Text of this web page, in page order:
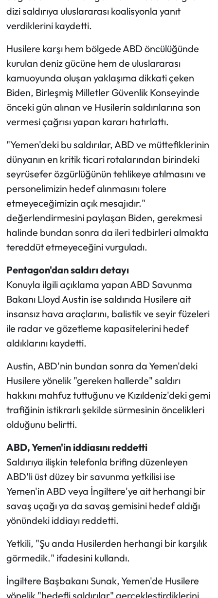
dizi saldırıya uluslararası koalisyonla yanıt
verdiklerini kaydetti.
Husilere karşı hem bölgede ABD öncülüğünde
kurulan deniz gücüne hem de uluslararası
kamuoyunda oluşan yaklaşıma dikkati çeken
Biden, Birleşmiş Milletler Güvenlik Konseyinde
önceki gün alınan ve Husilerin saldırılarına son
vermesi çağrısı yapan kararı hatırlattı.
"Yemen'deki bu saldırılar, ABD ve müttefiklerinin
dünyanın en kritik ticari rotalarından birindeki
seyrüsefer özgürlüğünün tehlikeye atılmasını ve
personelimizin hedef alınmasını tolere
etmeyeceğimizin açık mesajıdır."
değerlendirmesini paylaşan Biden, gerekmesi
halinde bundan sonra da ileri tedbirleri almakta
tereddüt etmeyeceğini vurguladı.
Pentagon'dan saldırı detayı
Konuyla ilgili açıklama yapan ABD Savunma
Bakanı Lloyd Austin ise saldırıda Husilere ait
insansız hava araçlarını, balistik ve seyir füzeleri
ile radar ve gözetleme kapasitelerini hedef
aldıklarını kaydetti.
Austin, ABD'nin bundan sonra da Yemen'deki
Husilere yönelik "gereken hallerde" saldırı
hakkını mahfuz tuttuğunu ve Kızıldeniz'deki gemi
trafiğinin istikrarlı şekilde sürmesinin öncelikleri
olduğunu belirtti.
ABD, Yemen'in iddiasını reddetti
Saldırıya ilişkin telefonla brifing düzenleyen
ABD'li üst düzey bir savunma yetkilisi ise
Yemen'in ABD veya İngiltere'ye ait herhangi bir
savaş uçağı ya da savaş gemisini hedef aldığı
yönündeki iddiayı reddetti.
Yetkili, "Şu anda Husilerden herhangi bir karşılık
görmedik." ifadesini kullandı.
İngiltere Başbakanı Sunak, Yemen'de Husilere
yönelik "hedefli saldırılar" gerçekleştirdiklerini